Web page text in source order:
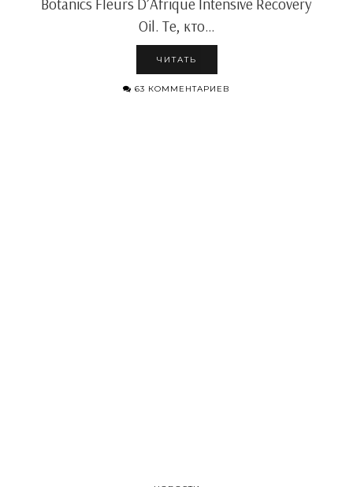
Botanics Fleurs D’Afrique Intensive Recovery
Oil. Те, кто…
ЧИТАТЬ
63 КОММЕНТАРИЕВ